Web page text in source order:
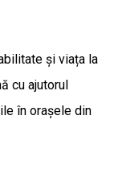
și viața la
cu ajutorul
în orașele din